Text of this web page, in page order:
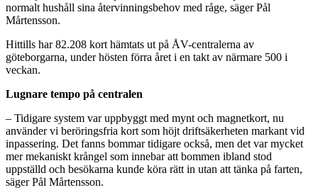
normalt hushåll sina återvinningsbehov med råge, säger Pål
Mårtensson.
Hittills har 82.208 kort hämtats ut på ÅV-centralerna av
göteborgarna, under hösten förra året i en takt av närmare 500 i
veckan.
Lugnare tempo på centralen
– Tidigare system var uppbyggt med mynt och magnetkort, nu
använder vi beröringsfria kort som höjt driftsäkerheten markant vid
inpassering. Det fanns bommar tidigare också, men det var mycket
mer mekaniskt krångel som innebar att bommen ibland stod
uppställd och besökarna kunde köra rätt in utan att tänka på farten,
säger Pål Mårtensson.